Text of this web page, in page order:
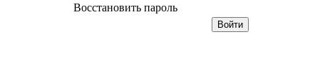
Восстановить пароль